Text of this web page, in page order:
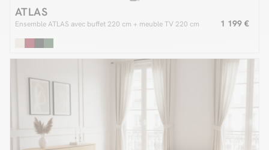
ATLAS
Ensemble ATLAS avec buffet 220 cm + meuble TV 220 cm 1 199 €